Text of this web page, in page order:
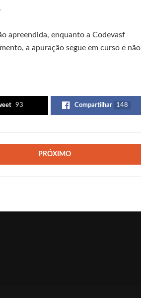
apreendida, enquanto a Codevasf
a apuração segue em curso e não
93 Compartilhar 148
PRÓXIMO